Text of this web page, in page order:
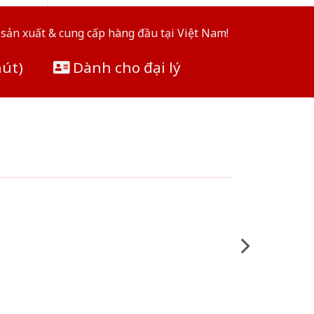
xuất & cung cấp hàng đầu tại Việt Nam!
Dành cho đại lý